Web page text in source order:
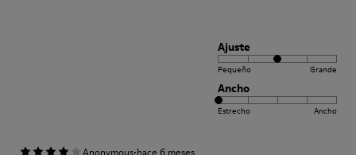
Ajuste
Pequeño Grande
Ancho
Estrecho Ancho
Anonymous hace 6 meses